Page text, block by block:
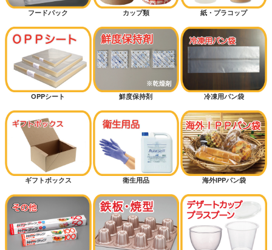
フードパック カップ類 紙・プラコップ
OPPシート 鮮度保持剤 冷凍用パン袋
ギフトボックス 衛生用品 海外IPPパン袋